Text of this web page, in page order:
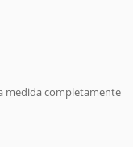
medida completamente